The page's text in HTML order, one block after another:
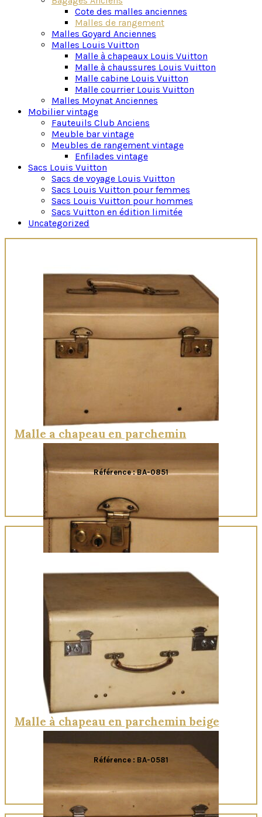
Cote des malles anciennes
Malles de rangement
Malles Goyard Anciennes
Malles Louis Vuitton
Malle à chapeaux Louis Vuitton
Malle à chaussures Louis Vuitton
Malle cabine Louis Vuitton
Malle courrier Louis Vuitton
Malles Moynat Anciennes
Mobilier vintage
Fauteuils Club Anciens
Meuble bar vintage
Meubles de rangement vintage
Enfilades vintage
Sacs Louis Vuitton
Sacs de voyage Louis Vuitton
Sacs Louis Vuitton pour femmes
Sacs Louis Vuitton pour hommes
Sacs Vuitton en édition limitée
Uncategorized
Quick View
Malle a chapeau en parchemin
Référence : BA-0851
Malle à chapeau en parchemin beige
Référence : BA-0581